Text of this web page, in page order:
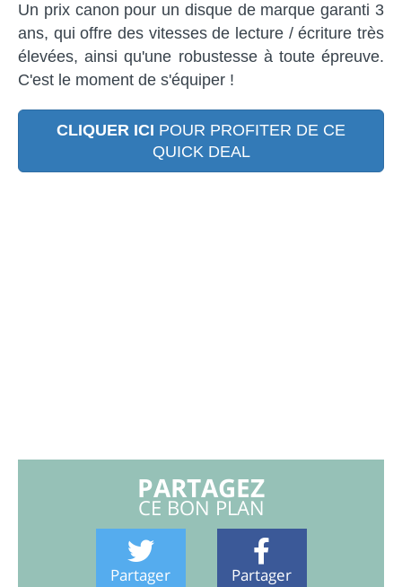
Un prix canon pour un disque de marque garanti 3
ans, qui offre des vitesses de lecture / écriture très
élevées, ainsi qu'une robustesse à toute épreuve.
C'est le moment de s'équiper !
CLIQUER ICI POUR PROFITER DE CE
QUICK DEAL
PARTAGEZ
CE BON PLAN
Partager Partager